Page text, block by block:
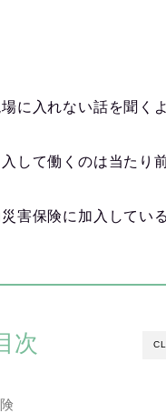
に入れない話を聞く
して働くのは当たり
害保険に加入してい
次